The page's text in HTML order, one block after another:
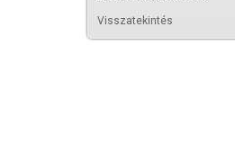
Visszatekintés